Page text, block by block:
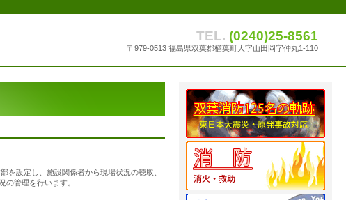
TEL. (0240)25-8561
〒979-0513 福島県双葉郡楢葉町大字山田岡字仲丸1-110
を設定し、施設関係者から現場状況の聴取、
の管理を行います。